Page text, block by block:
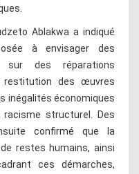
Ablakwa a indiqué
à envisager des
sur des réparations
restitution des œuvres
inégalités économiques
structurel. Des
confirmé que la
restes humains, ainsi
ces démarches,